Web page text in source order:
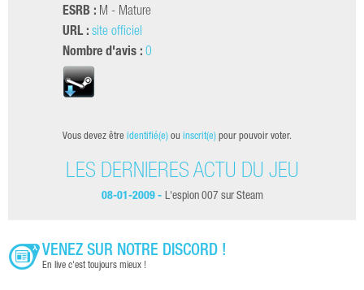
ESRB : M - Mature
URL : site officiel
Nombre d'avis : 0
Vous devez être identifié(e) ou inscrit(e) pour pouvoir voter.
LES DERNIÈRES ACTU DU JEU
08-01-2009 - L'espion 007 sur Steam
VENEZ SUR NOTRE DISCORD !
En live c'est toujours mieux !